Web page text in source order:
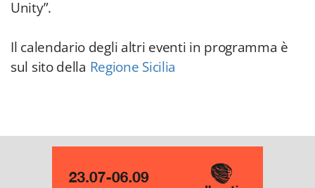
Unity”.
Il calendario degli altri eventi in programma è
sul sito della Regione Sicilia